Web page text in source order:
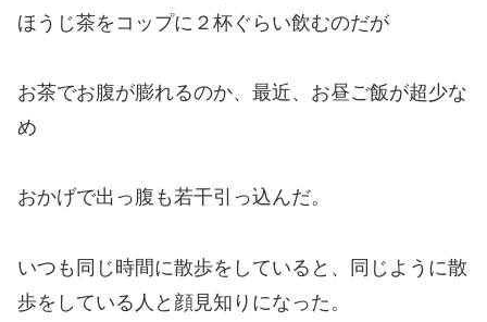
ほうじ茶をコップに２杯ぐらい飲むのだが
お茶でお腹が膨れるのか、最近、お昼ご飯が超少な
め
おかげで出っ腹も若干引っ込んだ。
いつも同じ時間に散歩をしていると、同じように散
歩をしている人と顔見知りになった。